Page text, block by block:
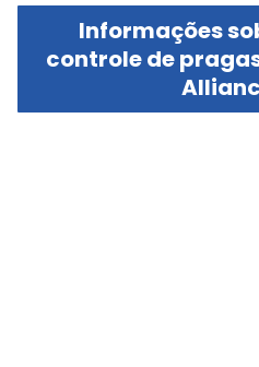
Informações
controle de